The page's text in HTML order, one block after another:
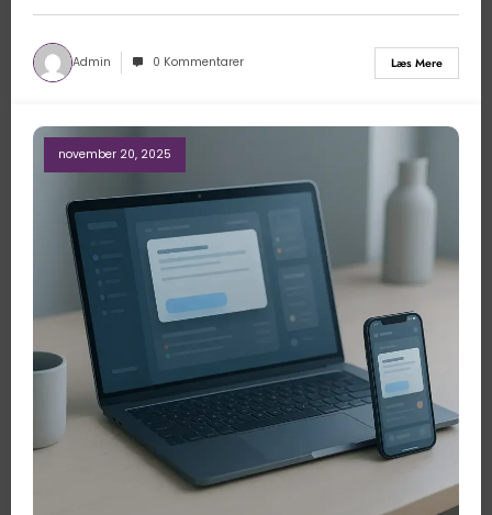
Admin 0 Kommentarer Læs Mere
november 20, 2025